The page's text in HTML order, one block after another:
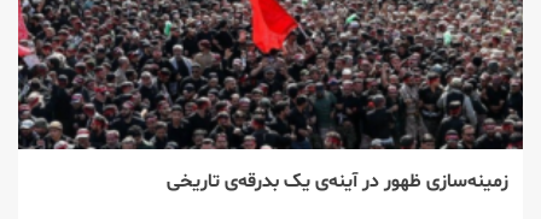
زمینه‌سازی ظهور در آینه‌ی یک بدرقه‌ی تاریخی